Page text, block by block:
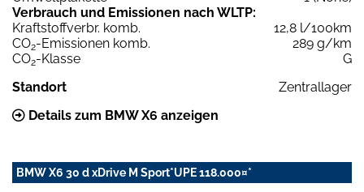
Verbrauch und Emissionen nach WLTP:
Kraftstoffverbr. komb.
12,8 l/100km
CO2-Emissionen komb.
289 g/km
CO2-Klasse
G
Standort
Zentrallager
Details zum BMW X6 anzeigen
BMW X6 30 d xDrive M Sport*UPE 118.000¤*